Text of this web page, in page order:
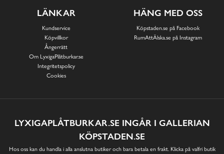
LÄNKAR
Kundservice
Köpvillkor
Ångerrätt
Om LyxigaPlåtburkar.se
Integritetspolicy
Cookies
HÄNG MED OSS
Köpstaden.se på Facebook
RumAttÄlska.se på Instagram
LYXIGAPLÅTBURKAR.SE INGÅR I GALLERIAN
KÖPSTADEN.SE
Hos oss kan du handla i alla anslutna butiker och bara betala en frakt. Klicka på valfri butik